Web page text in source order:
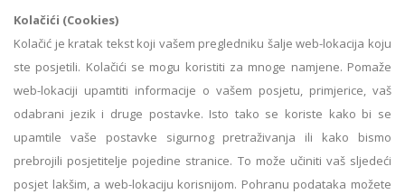
Kolačići (Cookies)
Kolačić je kratak tekst koji vašem pregledniku šalje web-lokacija koju
ste posjetili. Kolačići se mogu koristiti za mnoge namjene. Pomaže
web-lokaciji upamtiti informacije o vašem posjetu, primjerice, vaš
odabrani jezik i druge postavke. Isto tako se koriste kako bi se
upamtile vaše postavke sigurnog pretraživanja ili kako bismo
prebrojili posjetitelje pojedine stranice. To može učiniti vaš sljedeći
posjet lakšim, a web-lokaciju korisnijom. Pohranu podataka možete